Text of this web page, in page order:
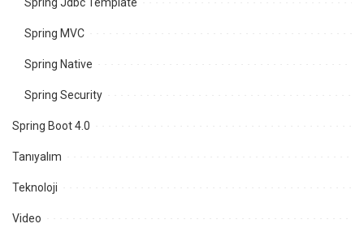
Spring MVC
Spring Native
Spring Security
Spring Boot 4.0
Tanıyalım
Teknoloji
Video